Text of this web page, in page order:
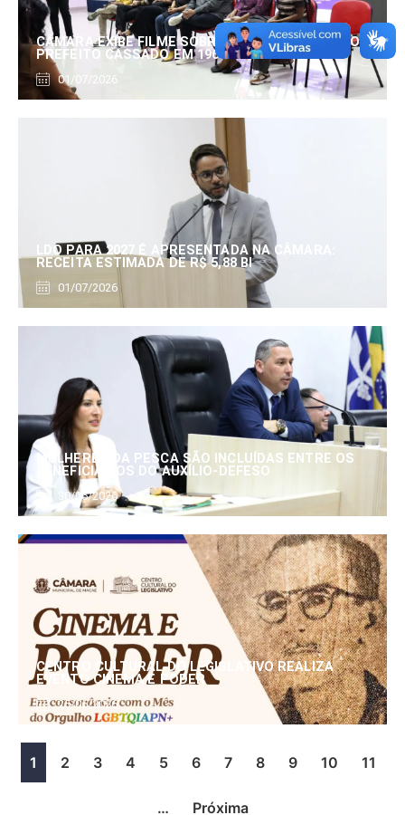
CÂMARA EXIBE FILME SOBRE EDUARDO SERRANO,
PREFEITO CASSADO EM 1960
01/07/2026
LDO PARA 2027 É APRESENTADA NA CÂMARA:
RECEITA ESTIMADA DE R$ 5,88 BI
01/07/2026
MULHERES DA PESCA SÃO INCLUÍDAS ENTRE OS
BENEFICIÁRIOS DO AUXÍLIO-DEFESO
30/06/2026
CENTRO CULTURAL DO LEGISLATIVO REALIZA
EVENTO CINEMA E PODER
25/06/2026
1 2 3 4 5 6 7 8 9 10 11
… Próxima